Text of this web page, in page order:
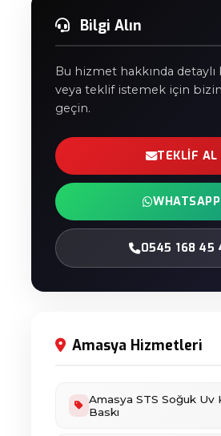
Bilgi Alın
Bu hizmet hakkında
veya teklif istemek için
geçin.
TEKLIF AL
WHATSAPP
0545 168 45
Amasya Hizmetleri
Amasya STS Soğuk Uv
Baskı